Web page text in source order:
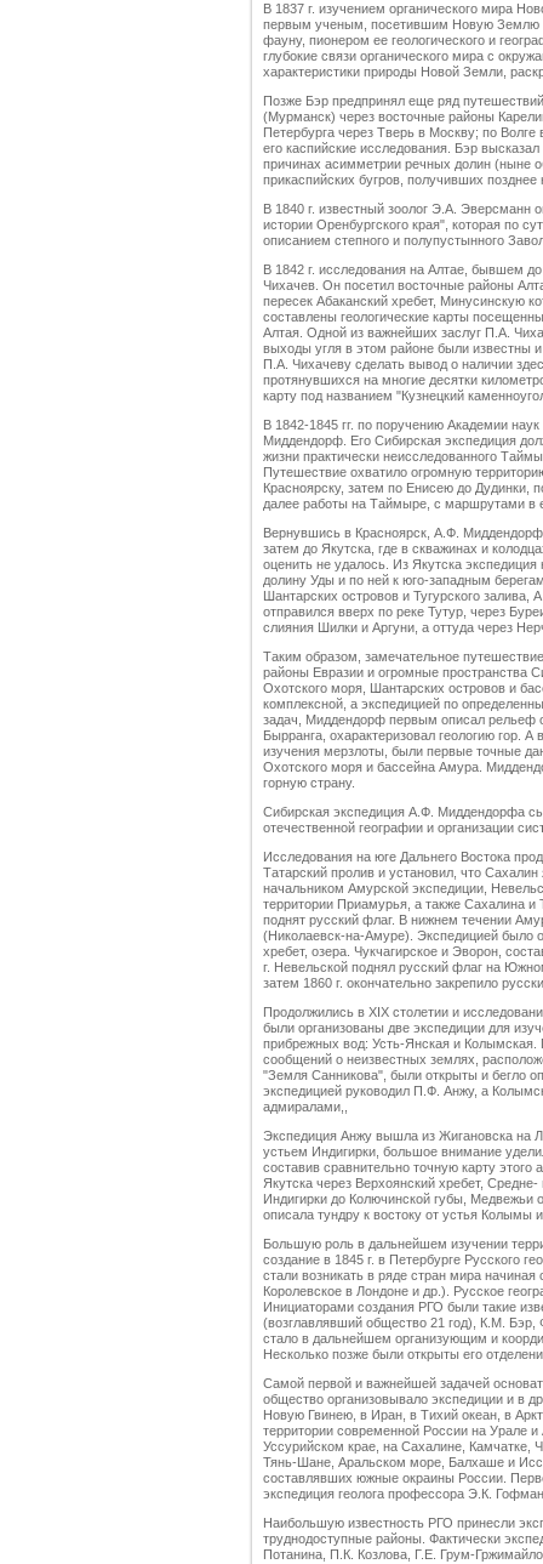
В 1837 г. изучением органического мира
первым ученым, посетившим Новую Землю
фауну, пионером ее геологического и
глубокие связи органического мира с
характеристики природы Новой Земли,
Позже Бэр предпринял еще ряд
(Мурманск) через восточные районы
Петербурга через Тверь в Москву; по
его каспийские исследования. Бэр
причинах асимметрии речных долин (ныне
прикаспийских бугров, получивших позднее
В 1840 г. известный зоолог Э.А. Эверсманн
истории Оренбургского края", которая по
описанием степного и полупустынного
В 1842 г. исследования на Алтае, бывшем
Чихачев. Он посетил восточные районы
пересек Абаканский хребет, Минусинскую
составлены геологические карты
Алтая. Одной из важнейших заслуг П.А.
выходы угля в этом районе были известны
П.А. Чихачеву сделать вывод о наличии
протянувшихся на многие десятки
карту под названием "Кузнецкий
В 1842-1845 гг. по поручению Академии
Миддендорф. Его Сибирская экспедиция
жизни практически неисследованного
Путешествие охватило огромную
Красноярску, затем по Енисею до Дудинки,
далее работы на Таймыре, с маршрутами в
Вернувшись в Красноярск, А.Ф.
затем до Якутска, где в скважинах и
оценить не удалось. Из Якутска
долину Уды и по ней к юго-западным
Шантарских островов и Тугурского
отправился вверх по реке Тутур, через
слияния Шилки и Аргуни, а оттуда через
Таким образом, замечательное
районы Евразии и огромные пространства
Охотского моря, Шантарских островов и
комплексной, а экспедицией по
задач, Миддендорф первым описал рельеф
Бырранга, охарактеризовал геологию гор.
изучения мерзлоты, были первые точные
Охотского моря и бассейна Амура.
горную страну.
Сибирская экспедиция А.Ф. Миддендорфа
отечественной географии и организации
Исследования на юге Дальнего Востока
Татарский пролив и установил, что
начальником Амурской экспедиции,
территории Приамурья, а также Сахалина и
поднят русский флаг. В нижнем течении
(Николаевск-на-Амуре). Экспедицией было
хребет, озера. Чукчагирское и Эворон,
г. Невельской поднял русский флаг на
затем 1860 г. окончательно закрепило
Продолжились в XIX столетии и
были организованы две экспедиции для
прибрежных вод: Усть-Янская и
сообщений о неизвестных землях,
"Земля Санникова", были открыты и бегло
экспедицией руководил П.Ф. Анжу, а
адмиралами,,
Экспедиция Анжу вышла из Жигановска на
устьем Индигирки, большое внимание
составив сравнительно точную карту
Якутска через Верхоянский хребет,
Индигирки до Колючинской губы,
описала тундру к востоку от устья
Большую роль в дальнейшем изучении
создание в 1845 г. в Петербурге Русского
стали возникать в ряде стран мира
Королевское в Лондоне и др.). Русское
Инициаторами создания РГО были такие
(возглавлявший общество 21 год), К.М.
стало в дальнейшем организующим и
Несколько позже были открыты его
Самой первой и важнейшей задачей
общество организовывало экспедиции и в
Новую Гвинею, в Иран, в Тихий океан, в
территории современной России на Урале
Уссурийском крае, на Сахалине, Камчатке,
Тянь-Шане, Аральском море, Балхаше и
составлявших южные окраины России.
экспедиция геолога профессора Э.К.
Наибольшую известность РГО принесли
труднодоступные районы. Фактически
Потанина, П.К. Козлова, Г.Е. Грум-